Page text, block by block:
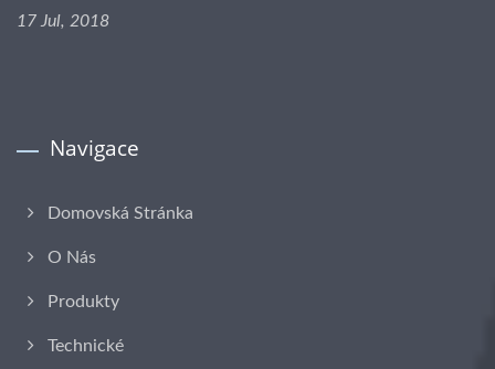
17 Jul, 2018
Navigace
Domovská Stránka
O Nás
Produkty
Technické